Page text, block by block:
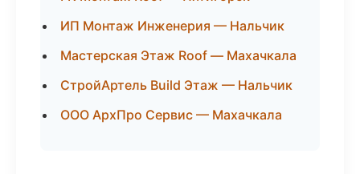
ИП Монтаж Инженерия — Нальчик
Мастерская Этаж Roof — Махачкала
СтройАртель Build Этаж — Нальчик
ООО АрхПро Сервис — Махачкала